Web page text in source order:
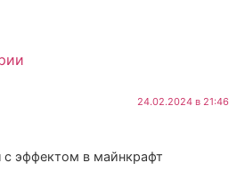
24.02.2024 в 21:46
с эффектом в майнкрафт